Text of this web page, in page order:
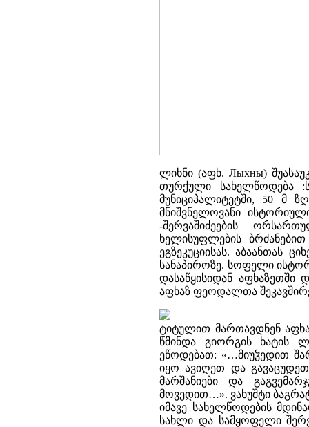
ლიხნი (აფხ. Лыхны)
თურქული სახელწოდება
მუნიციპალიტეტში, 50 მ
მნიშვნელოვანი
-შერვაშიძეების
ხელისუფლების
ეგზეკუციისას. აბაანთას
სანაპიროზე. სოფელი
დასაწყისიდან
აფხაზ ფეოდალთა
ტიტულით მართავდნენ
წმინდა გიორგის ხატის
ეწოდებათ: «…მიუჴედით
იყო ავიღეთ და
მარშანიები და
მოვედით…». ვახუშტი
იმავე სახელწოდების
სახლი და სამყოფელი